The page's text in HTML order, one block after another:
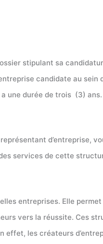
stipulant sa
candidate au
une durée de trois (3) ans.
d’entreprise,
services de cette
entreprises. Elle
vers la réussite. Ces
effet, les créateurs